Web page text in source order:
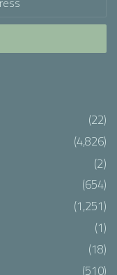
(22)
(4,826)
(2)
(654)
(1,251)
(1)
(18)
(510)